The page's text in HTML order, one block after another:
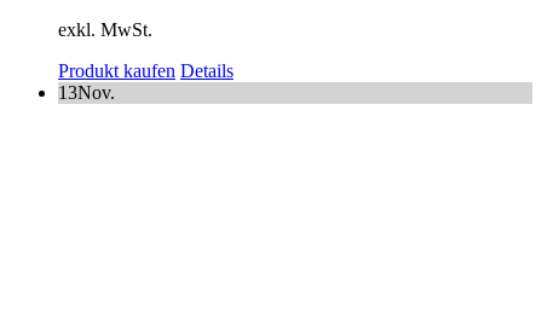
exkl. MwSt.
Produkt kaufen Details
13Nov.